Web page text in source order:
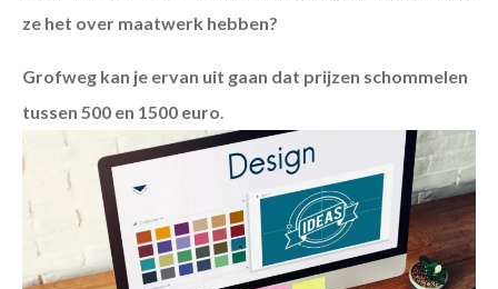
ze het over maatwerk hebben?
Grofweg kan je ervan uit gaan dat prijzen schommelen
tussen 500 en 1500 euro.